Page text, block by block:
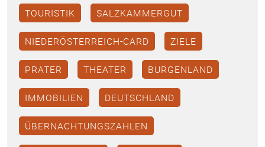
TOURISTIK SALZKAMMERGUT
NIEDERÖSTERREICH-CARD ZIELE
PRATER THEATER BURGENLAND
IMMOBILIEN DEUTSCHLAND
ÜBERNACHTUNGSZAHLEN